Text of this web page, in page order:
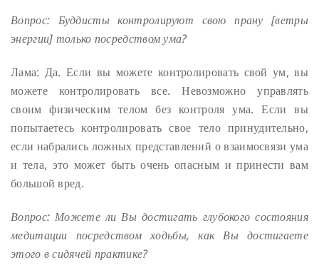
Вопрос: Буддисты контролируют свою прану [ветры
энергии] только посредством ума?
Лама: Да. Если вы можете контролировать свой ум, вы
можете контролировать все. Невозможно управлять
своим физическим телом без контроля ума. Если вы
попытаетесь контролировать свое тело принудительно,
если набрались ложных представлений о взаимосвязи ума
и тела, это может быть очень опасным и принести вам
большой вред.
Вопрос: Можете ли Вы достигать глубокого состояния
медитации посредством ходьбы, как Вы достигаете
этого в сидячей практике?